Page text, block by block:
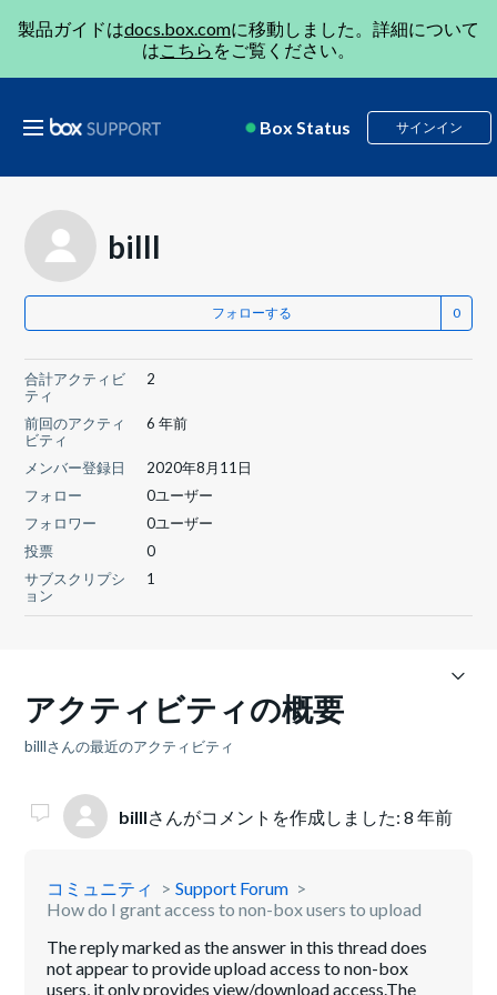
製品ガイドはdocs.box.comに移動しました。詳細について
はこちら をご覧ください。
Box Status サインイン
billl
フォローする
合計アクティビ
ティ
2
前回のアクティ
ビティ
6 年前
メンバー登録日
2020年8月11日
フォロー
0ユーザー
フォロワー
0ユーザー
投票
0
サブスクリプシ
ョン
1
アクティビティの概要
billlさんの最近のアクティビティ
billlさんがコメントを作成しました:8 年前
コミュニティ
Support Forum
How do I grant access to non-box users to upload
The reply marked as the answer in this thread does
not appear to provide upload access to non-box
users, it only provides view/download access.The